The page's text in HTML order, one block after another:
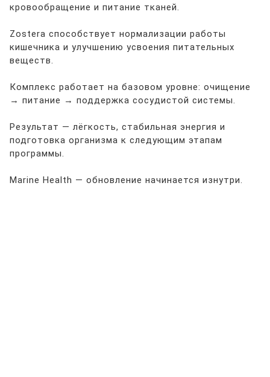
кровообращение и питание тканей.
Zostera способствует нормализации работы
кишечника и улучшению усвоения питательных
веществ.
Комплекс работает на базовом уровне: очищение
→ питание → поддержка сосудистой системы.
Результат — лёгкость, стабильная энергия и
подготовка организма к следующим этапам
программы.
Marine Health — обновление начинается изнутри.